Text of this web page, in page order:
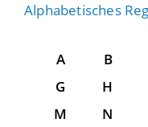
Alphabetisches
A B
G
H
M
N